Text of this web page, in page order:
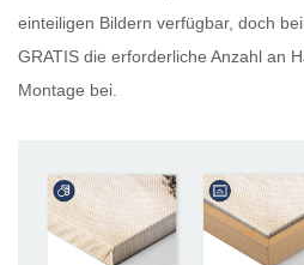
einteiligen Bildern verfügbar, doch
GRATIS die erforderliche Anzahl an
Montage bei.